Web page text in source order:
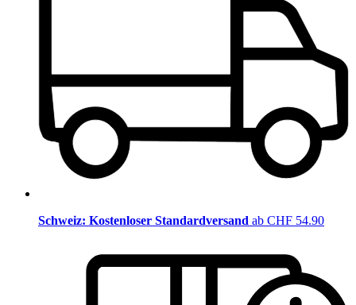
Schweiz: Kostenloser Standardversand ab CHF 54.90